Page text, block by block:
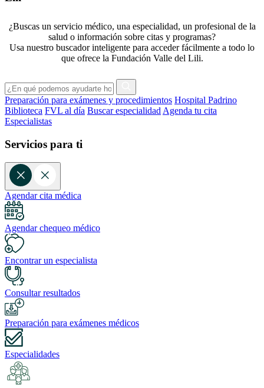
¿Buscas un servicio médico, una especialidad, un profesional de la
salud o información sobre citas y programas?
Usa nuestro buscador inteligente para acceder fácilmente a todo lo
que ofrece la Fundación Valle del Lili.
Preparación para exámenes y procedimientos Hospital Padrino
Biblioteca FVL al día Buscar especialidad Agenda tu cita
Especialistas
Servicios para ti
Agendar cita médica
Agendar chequeo médico
Encontrar un especialista
Consultar resultados
Preparación para exámenes médicos
Especialidades